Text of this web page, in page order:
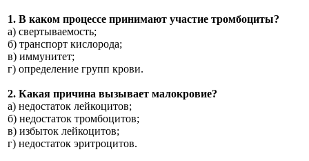
1. В каком процессе принимают участие тромбоциты?
а) свертываемость;
б) транспорт кислорода;
в) иммунитет;
г) определение групп крови.
2. Какая причина вызывает малокровие?
а) недостаток лейкоцитов;
б) недостаток тромбоцитов;
в) избыток лейкоцитов;
г) недостаток эритроцитов.